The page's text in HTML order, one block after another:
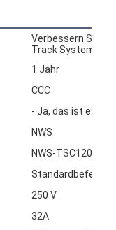
Verbessern Sie
Track System
1 Jahr
CCC
- Ja, das ist es.
NWS
NWS-TSC120
250 V
32A